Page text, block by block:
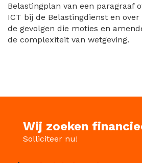
Belastingplan van een paragraaf
ICT bij de Belastingdienst en
de gevolgen die moties en
de complexiteit van wetgeving.
Wij zoeken
Solliciteer nu!